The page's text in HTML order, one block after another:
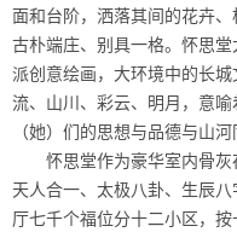
面和台阶，洒落其间的花卉、
古朴端庄、别具一格。怀思
派创意绘画，大环境中的长
流、山川、彩云、明月，意
（她）们的思想与品德与山
怀思堂作为豪华室内骨灰
天人合一、太极八卦、生辰
厅七千个福位分十二小区，